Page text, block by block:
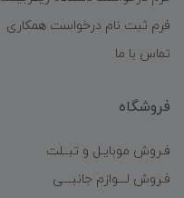
فرم ثبت نام درخواست همکاری
تماس با ما
فروشگاه
فـروش موبایـل و تبــلت
فـروش لـــوازم جانبـــی